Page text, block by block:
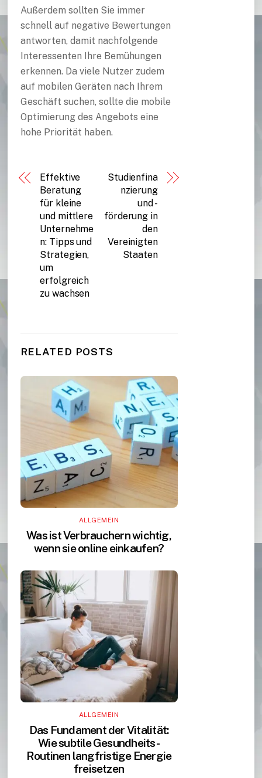
Außerdem sollten Sie immer
schnell auf negative Bewertungen
antworten, damit nachfolgende
Interessenten Ihre Bemühungen
erkennen. Da viele Nutzer zudem
auf mobilen Geräten nach Ihrem
Geschäft suchen, sollte die mobile
Optimierung des Angebots eine
hohe Priorität haben.
Effektive
Beratung
für kleine
und mittlere
Unternehme
n: Tipps und
Strategien,
um
erfolgreich
zu wachsen
Studienfina
nzierung
und -
förderung in
den
Vereinigten
Staaten
RELATED POSTS
ALLGEMEIN
Was ist Verbrauchern wichtig,
wenn sie online einkaufen?
ALLGEMEIN
Das Fundament der Vitalität:
Wie subtile Gesundheits-
Routinen langfristige Energie
freisetzen